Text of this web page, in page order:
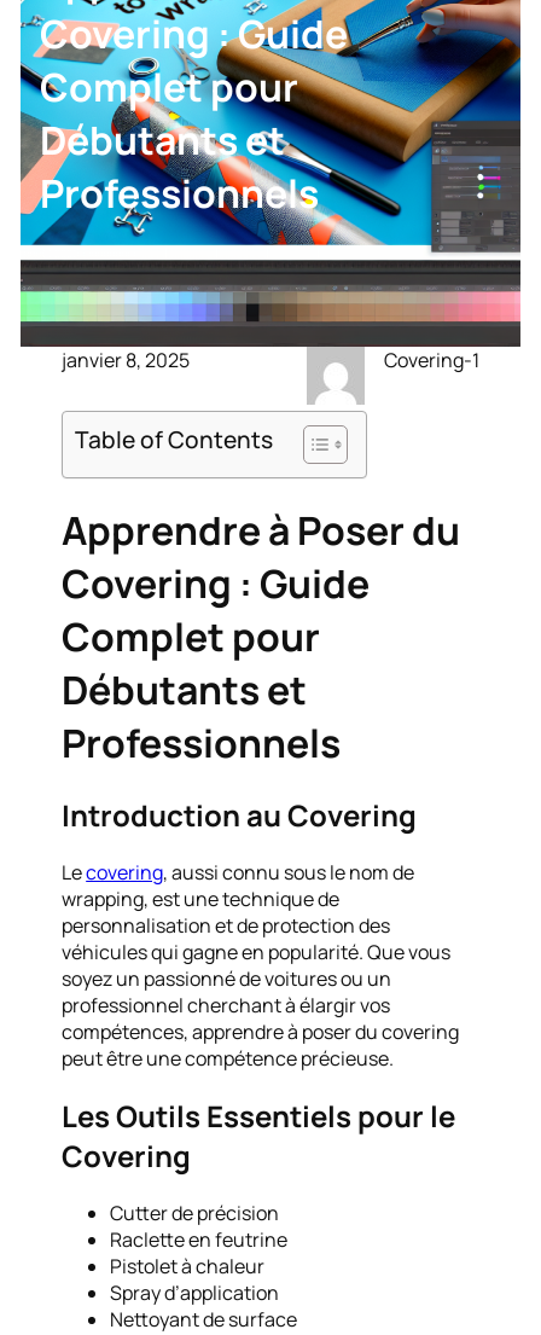
Covering : Guide
Complet pour
Débutants et
Professionnels
janvier 8, 2025 Covering-1
Table of Contents
Apprendre à Poser du
Covering : Guide
Complet pour
Débutants et
Professionnels
Introduction au Covering
Lecovering, aussi connu sous le nom de
wrapping, est une technique de
personnalisation et de protection des
véhicules qui gagne en popularité. Que vous
soyez un passionné de voitures ou un
professionnel cherchant à élargir vos
compétences, apprendre à poser du covering
peut être une compétence précieuse.
Les Outils Essentiels pour le
Covering
Cutter de précision
Raclette en feutrine
Pistolet à chaleur
Spray d’application
Nettoyant de surface